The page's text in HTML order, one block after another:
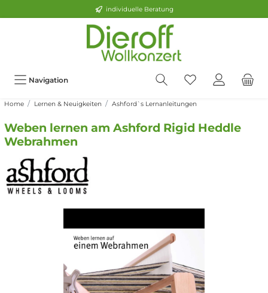
individuelle Beratung
Navigation
Home Lernen & Neuigkeiten Ashford`s Lernanleitungen
Weben lernen am Ashford Rigid Heddle
Webrahmen